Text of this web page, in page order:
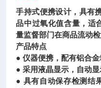
手持式便携设计，具有
品中过氧化值含量，适
量监督部门在商品流动
产品特点
● 仪器便携，配有铝合金
● 采用液晶显示，自动显
● 具有自动保存检测结